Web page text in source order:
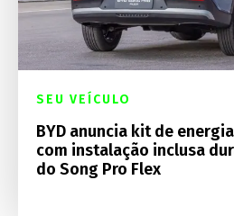
SEU VEÍCULO
BYD anuncia kit de
com instalação inclusa
do Song Pro Flex